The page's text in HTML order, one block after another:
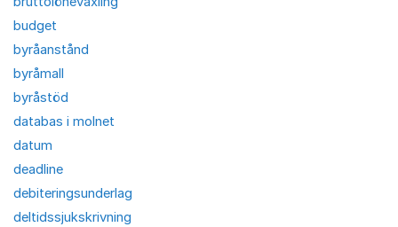
budget
byråanstånd
byråmall
byråstöd
databas i molnet
datum
deadline
debiteringsunderlag
deltidssjukskrivning